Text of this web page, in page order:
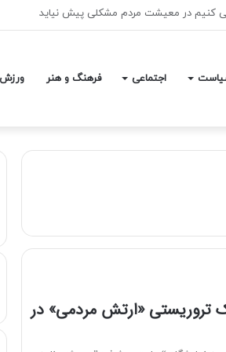
دسترس است
اجتماعی فرهنگ و هنر ورزش
تروریستی «ارتش مردمی» در